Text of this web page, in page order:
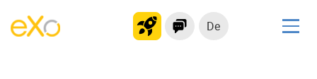
De